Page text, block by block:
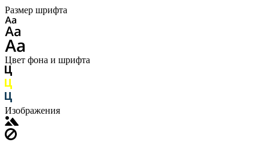
Размер шрифта
Цвет фона и шрифта
Изображения